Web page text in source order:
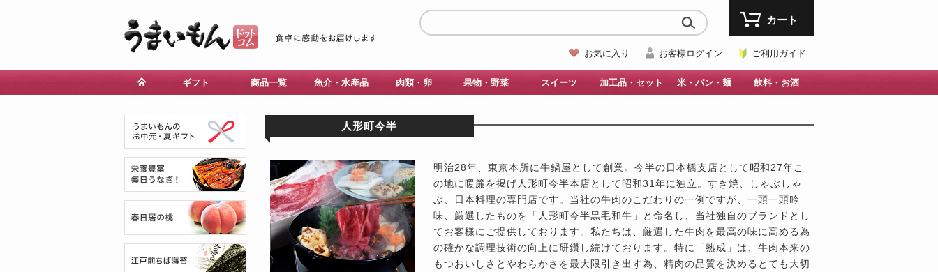
お気に入り お客様ログイン ご利用ガイド
カート
ギフト 商品一覧 魚介・水産品 肉類・卵 果物・野菜 スイーツ 加工品・セット 米・パン・麺 飲料・お酒
人形町今半
明治28年、東京本所に牛鍋屋として創業。今半の日本橋支店として昭和27年こ
の地に暖簾を掲げ人形町今半本店として昭和31年に独立。すき焼、しゃぶしゃ
ぶ、日本料理の専門店です。当社の牛肉のこだわりの一例ですが、一頭一頭吟
味、厳選したものを「人形町今半黒毛和牛」と命名し、当社独自のブランドとし
てお客様にご提供しております。私たちは、厳選した牛肉を最高の味に高める為
の確かな調理技術の向上に研鑽し続けております。特に「熟成」は、牛肉本来の
もつおいしさとやわらかさを最大限引き出す為、精肉の品質を決めるとても大切